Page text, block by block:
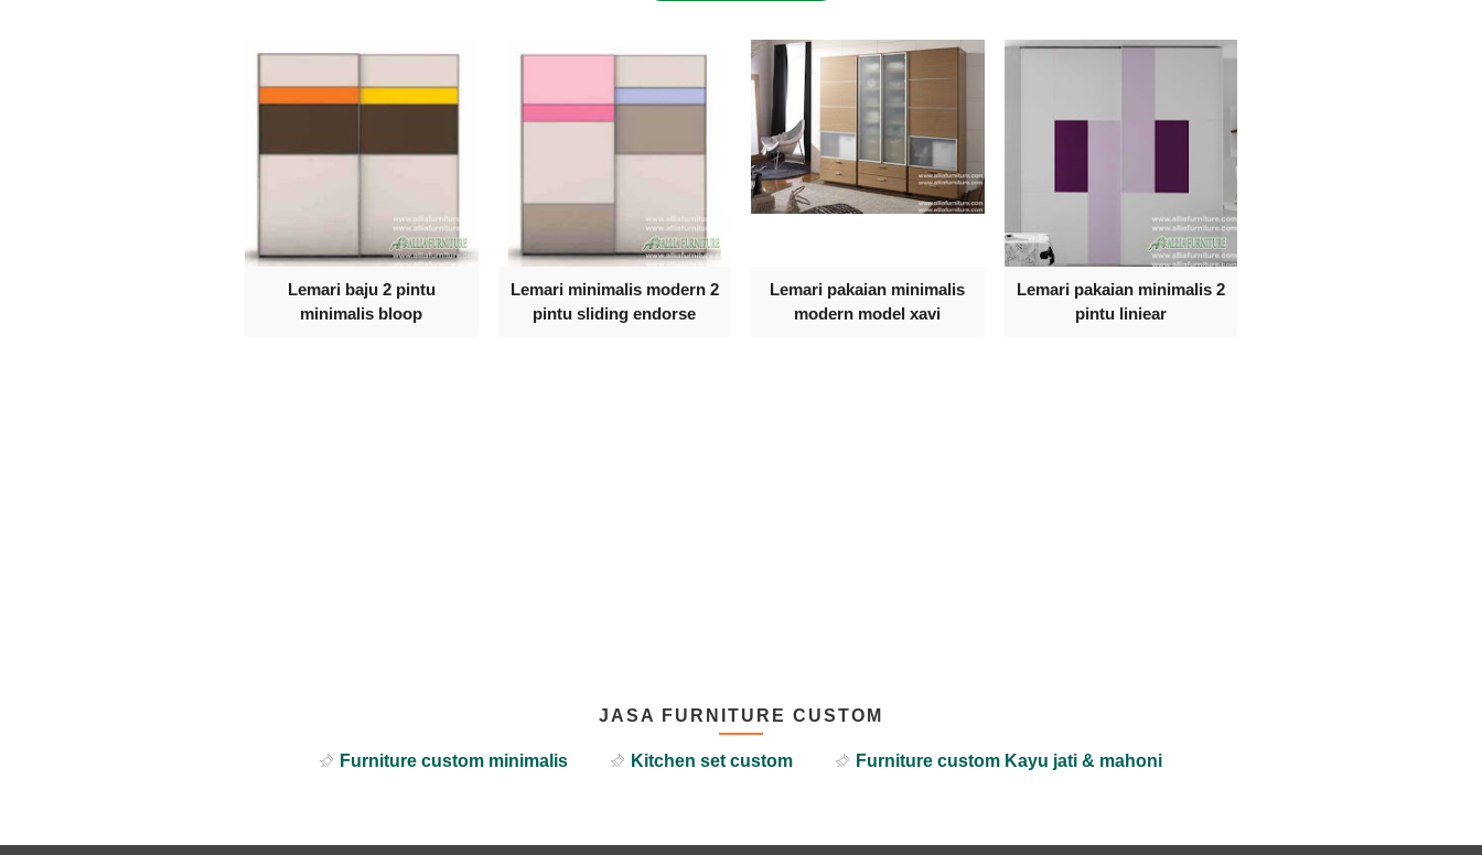
Lemari baju 2 pintu
minimalis bloop
Lemari minimalis modern 2
pintu sliding endorse
Lemari pakaian minimalis
modern model xavi
Lemari pakaian minimalis 2
pintu liniear
JASA FURNITURE CUSTOM
Furniture custom minimalis Kitchen set custom Furniture custom Kayu jati & mahoni